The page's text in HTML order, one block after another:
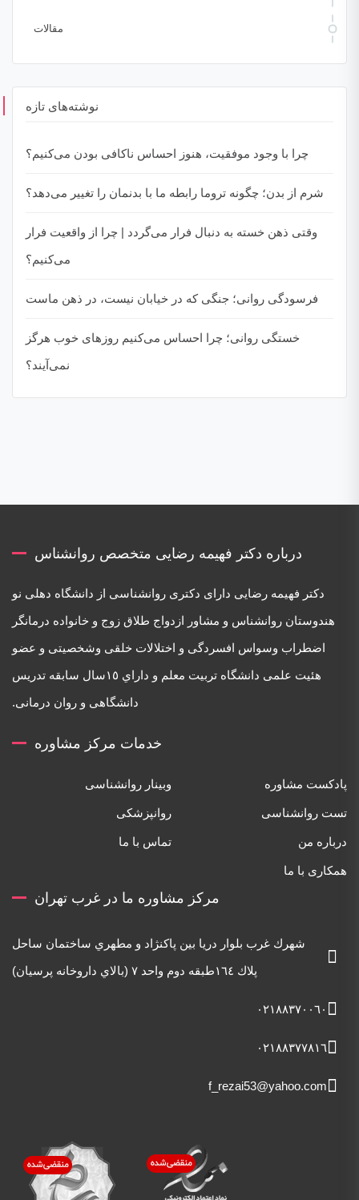
مقالات
نوشته‌های تازه
چرا با وجود موفقیت، هنوز احساس ناکافی بودن می‌کنیم؟
شرم از بدن؛ چگونه تروما رابطه ما با بدنمان را تغییر می‌دهد؟
وقتی ذهن خسته به دنبال فرار می‌گردد | چرا از واقعیت فرار
می‌کنیم؟
فرسودگی روانی؛ جنگی که در خیابان نیست، در ذهن ماست
خستگی روانی؛ چرا احساس می‌کنیم روزهای خوب هرگز
نمی‌آیند؟
درباره دکتر فهیمه رضایی متخصص روانشناس
دكتر فهيمه رضايی دارای دكتری روانشناسی از دانشگاه دهلی نو
هندوستان روانشناس و مشاور ازدواج طلاق زوج و خانواده درمانگر
اضطراب وسواس افسردگی و اختلالات خلقی وشخصيتی و عضو
هئيت علمی دانشگاه تربيت معلم و داراي ١٥سال سابقه تدريس
دانشگاهی و روان درمانی.
خدمات مرکز مشاوره
پادکست مشاوره وبینار روانشناسی
تست روانشناسی روانپزشکی
درباره من تماس با ما
همکاری با ما
مرکز مشاوره ما در غرب تهران
شهرك غرب بلوار دريا بين پاكنژاد و مطهري ساختمان ساحل
پلاك ١٦٤طبقه دوم واحد ٧ (بالاي داروخانه پرسيان)
٠٢١٨٨٣٧٠٠٦٠
٠٢١٨٨٣٧٧٨١٦
f_rezai53@yahoo.com